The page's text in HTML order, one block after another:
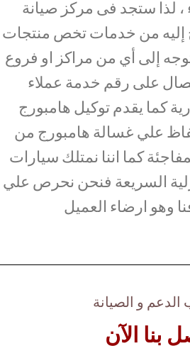
، لذا ستجد فى مركز صيانة
إليه من خدمات تخص منتجات
إلى أي من مراكز او فروع
على رقم خدمة عملاء
كما يقدم توكيل هامبورج
علي غسالة هامبورج من
كما اننا نمتلك سيارات
السريعة فنحن نحرص علي
وهو ارضاء العميل
الدعم و الصيانة
بنا الآن